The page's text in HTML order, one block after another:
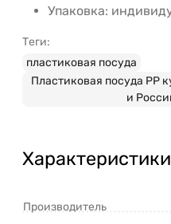
Упаковка:
Теги:
пластиковая посуда
Пластиковая посуда PP
и
Характеристики
Производитель